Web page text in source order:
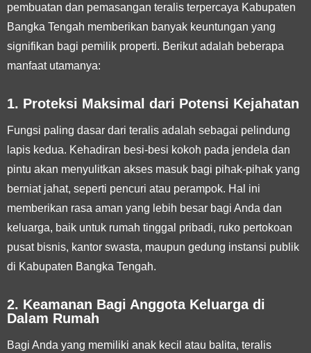
pembuatan dan pemasangan teralis terpercaya Kabupaten
Bangka Tengah memberikan banyak keuntungan yang
signifikan bagi pemilik properti. Berikut adalah beberapa
manfaat utamanya:
1. Proteksi Maksimal dari Potensi Kejahatan
Fungsi paling dasar dari teralis adalah sebagai pelindung
lapis kedua. Kehadiran besi-besi kokoh pada jendela dan
pintu akan menyulitkan akses masuk bagi pihak-pihak yang
berniat jahat, seperti pencuri atau perampok. Hal ini
memberikan rasa aman yang lebih besar bagi Anda dan
keluarga, baik untuk rumah tinggal pribadi, ruko pertokoan
pusat bisnis, kantor swasta, maupun gedung instansi publik
di Kabupaten Bangka Tengah.
2. Keamanan Bagi Anggota Keluarga di
Dalam Rumah
Bagi Anda yang memiliki anak kecil atau balita, teralis